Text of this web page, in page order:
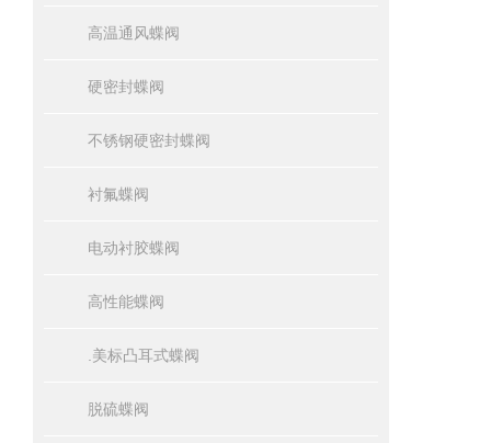
高温通风蝶阀
硬密封蝶阀
不锈钢硬密封蝶阀
衬氟蝶阀
电动衬胶蝶阀
高性能蝶阀
.美标凸耳式蝶阀
脱硫蝶阀